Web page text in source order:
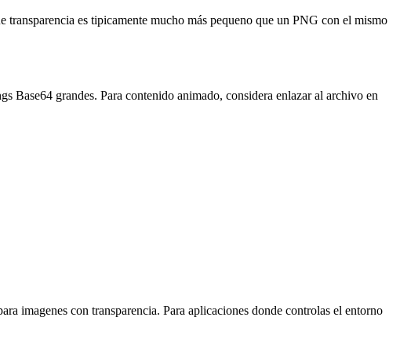
es tipicamente mucho más pequeno que un PNG con el mismo
Base64 grandes. Para contenido animado, considera enlazar al archivo en
imagenes con transparencia. Para aplicaciones donde controlas el entorno